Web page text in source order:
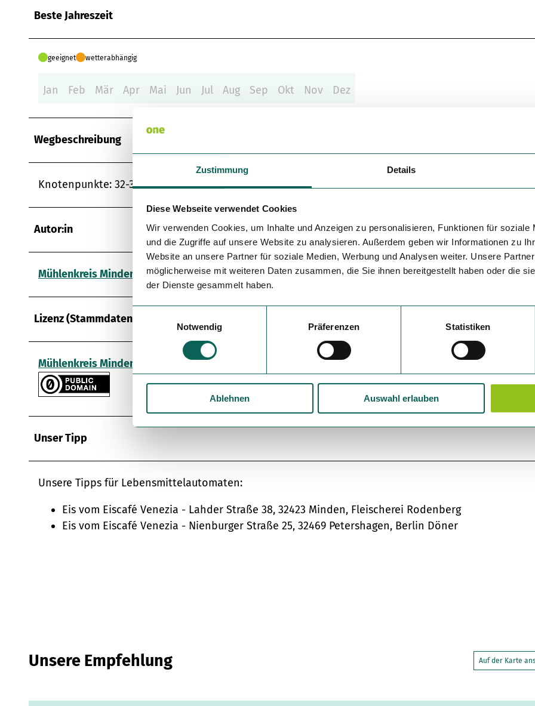
Zustimmung Details
Diese Webseite verwendet Cookies
Wir verwenden Cookies, um Inhalte und Anzeigen zu personalisieren, Funktionen für soziale
und die Zugriffe auf unsere Website zu analysieren. Außerdem geben wir Informationen zu
Website an unsere Partner für soziale Medien, Werbung und Analysen weiter. Unsere
möglicherweise mit weiteren Daten zusammen, die Sie ihnen bereitgestellt haben oder die
der Dienste gesammelt haben.
n
i
g
s
u
s
Notwendig Präferenzen Statistiken
Ablehnen Auswahl erlauben
Beste Jahreszeit
geeignet wetterabhängig
Jan Feb Mär Apr Mai Jun Jul Aug Sep Okt Nov Dez
Wegbeschreibung
Knotenpunkte: 32-30-25-24-19-17-15-14-31-32
Autor:in
Mühlenkreis Minden-Lübbecke
Lizenz (Stammdaten)
Mühlenkreis Minden-Lübbecke
Unser Tipp
Unsere Tipps für Lebensmittelautomaten:
Eis vom Eiscafé Venezia - Lahder Straße 38, 32423 Minden, Fleischerei Rodenberg
Eis vom Eiscafé Venezia - Nienburger Straße 25, 32469 Petershagen, Berlin Döner
Unsere Empfehlung Auf der Karte